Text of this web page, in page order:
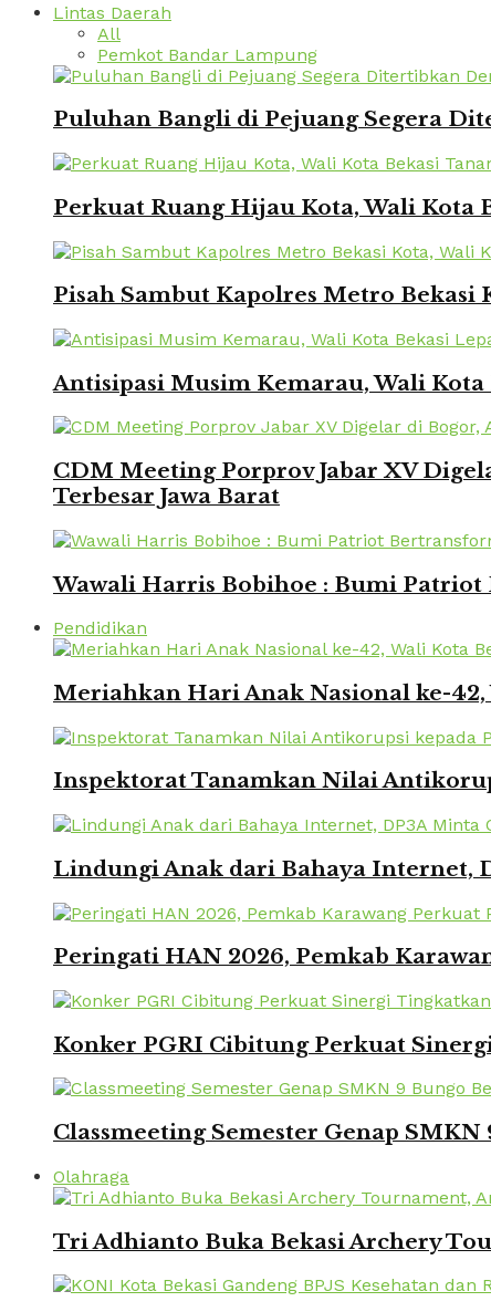
Lintas Daerah
All
Pemkot Bandar Lampung
Puluhan Bangli di Pejuang Segera
Perkuat Ruang Hijau Kota, Wali Kota
Pisah Sambut Kapolres Metro Bekasi
Antisipasi Musim Kemarau, Wali Kota
CDM Meeting Porprov Jabar XV
Terbesar Jawa Barat
Wawali Harris Bobihoe : Bumi
Pendidikan
Meriahkan Hari Anak Nasional ke-
Inspektorat Tanamkan Nilai
Lindungi Anak dari Bahaya Internet,
Peringati HAN 2026, Pemkab
Konker PGRI Cibitung Perkuat
Classmeeting Semester Genap
Olahraga
Tri Adhianto Buka Bekasi Archery